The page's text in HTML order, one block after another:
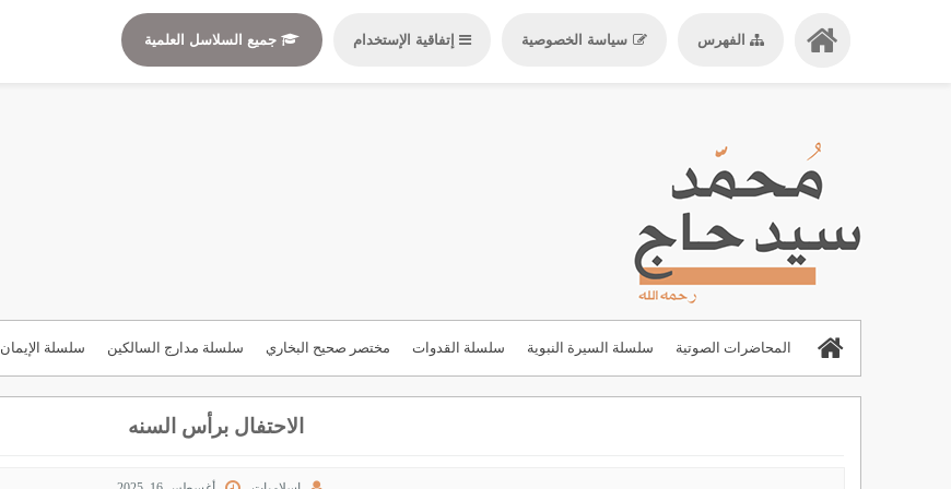
الفهرس سياسة الخصوصية إتفاقية الإستخدام جميع السلاسل العلمية
المحاضرات الصوتية سلسلة السيرة النبوية سلسلة القدوات مختصر صحيح البخاري سلسلة مدارج السالكين سلسلة الإيمان
المحاضرات والدروس
الاحتفال برأس السنه